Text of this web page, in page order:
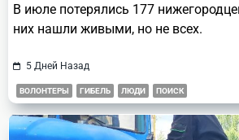
В июле потерялись 177
них нашли живыми, но не всех.
5 Дней Назад
ВОЛОНТЕРЫ ГИБЕЛЬ ЛЮДИ ПОИСК